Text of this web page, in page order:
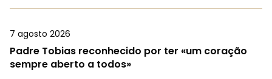
7 agosto 2026
Padre Tobias reconhecido por ter «um coração
sempre aberto a todos»